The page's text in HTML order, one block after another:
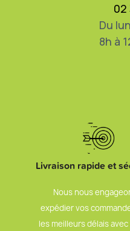
02
Du
8h à
Livraison rapide et
Nous nous
expédier vos
les meilleurs délais